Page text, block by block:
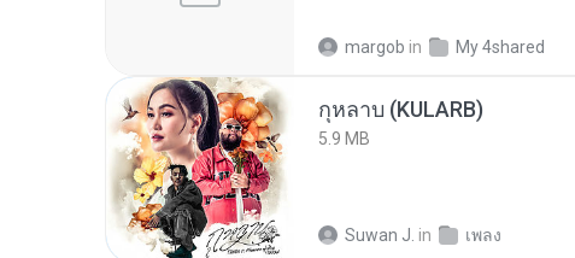
margob in My 4shared
กุหลาบ (KULARB)
5.9 MB
Suwan J. in เพลง